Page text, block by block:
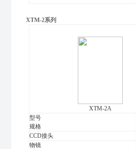
XTM-2系列
XTM-2A
型号
规格
CCD接头
物镜